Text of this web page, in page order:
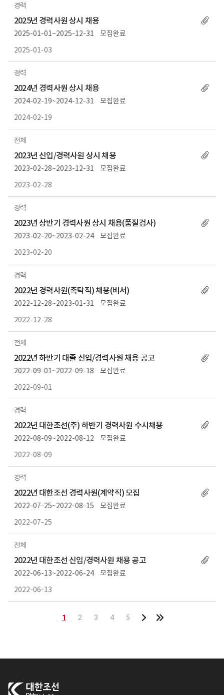
경력
2025년 경력사원 상시 채용
2025-01-01~2025-12-31
모집완료
2025-01-03
경력
2024년 경력사원 상시 채용
2024-02-19~2024-12-31
모집완료
2024-02-19
전체
2023년 신입/경력사원 상시 채용
2023-02-28~2023-12-31
모집완료
2023-02-28
경력
2023년 상반기 경력사원 상시 채용(품질검사)
2023-02-20~2023-02-24
모집완료
2023-02-20
경력
2022년 경력사원(촉탁직) 채용(비서)
2022-12-28~2023-01-31
모집완료
2022-12-28
전체
2022년 하반기 대졸 신입/경력사원 채용 공고
2022-09-01~2022-09-18
모집완료
2022-09-01
경력
2022년 대한조선(주) 하반기 경력사원 수시채용
2022-08-09~2022-08-12
모집완료
2022-08-09
경력
2022년 대한조선 경력사원(계약직) 모집
2022-07-25~2022-08-15
모집완료
2022-07-25
전체
2022년 대한조선 신입/경력사원 채용 공고
2022-06-13~2022-06-24
모집완료
2022-06-13
1 2 3 4 5